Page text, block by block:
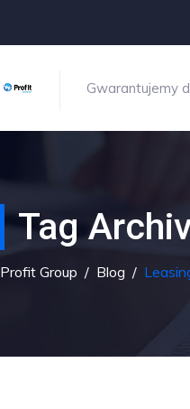
Gwarantujemy
Tag
Profit Group / Blog /